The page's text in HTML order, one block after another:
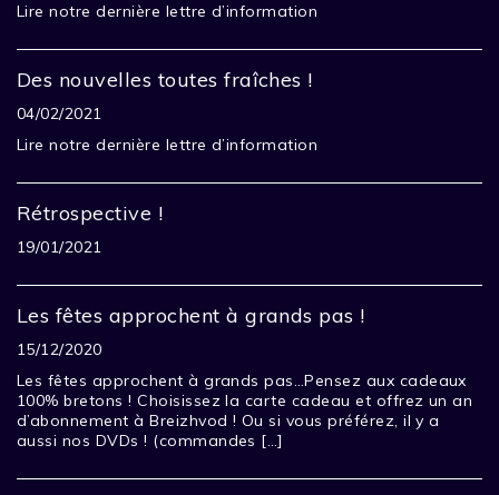
Lire notre dernière lettre d’information
Des nouvelles toutes fraîches !
04/02/2021
Lire notre dernière lettre d’information
Rétrospective !
19/01/2021
Les fêtes approchent à grands pas !
15/12/2020
Les fêtes approchent à grands pas…Pensez aux cadeaux
100% bretons ! Choisissez la carte cadeau et offrez un an
d’abonnement à Breizhvod ! Ou si vous préférez, il y a
aussi nos DVDs ! (commandes […]